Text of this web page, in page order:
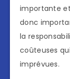
importante
donc
la
coûteuses
imprévues.